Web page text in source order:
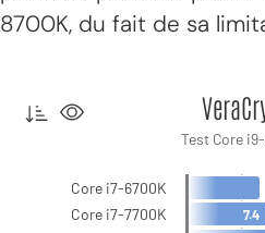
8700K, du fait de sa